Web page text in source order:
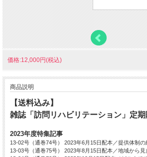
価格:12,000円(税込)
商品説明
【送料込み】
雑誌「訪問リハビリテーション」定
2023年度特集記事
13-02号（通巻74号） 2023年6月15日配本／提供体制
13-03号（通巻75号） 2023年8月15日配本／地域から